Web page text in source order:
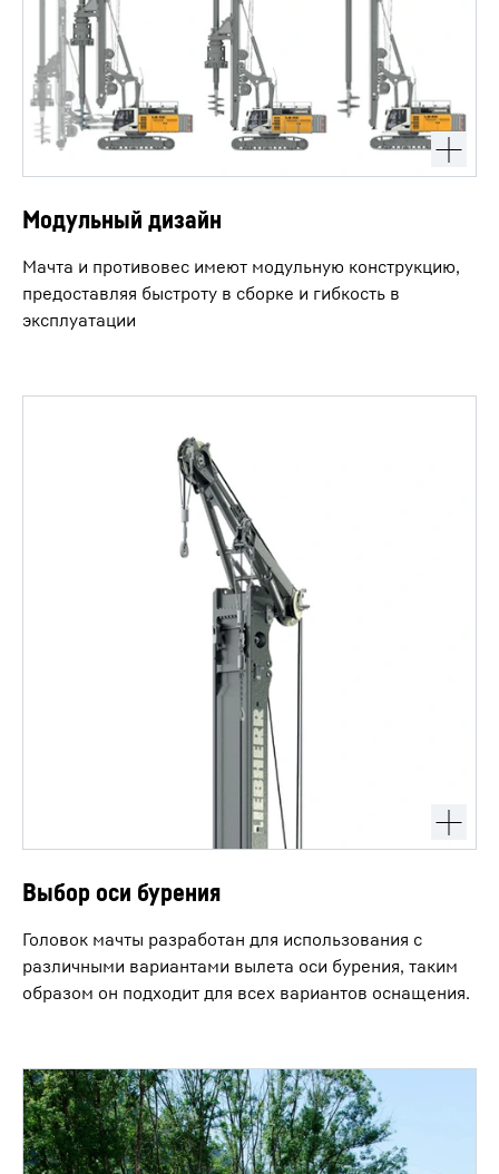
Модульный дизайн
Мачта и противовес имеют модульную конструкцию,
предоставляя быстроту в сборке и гибкость в
эксплуатации
Выбор оси бурения
Головок мачты разработан для использования с
различными вариантами вылета оси бурения, таким
образом он подходит для всех вариантов оснащения.